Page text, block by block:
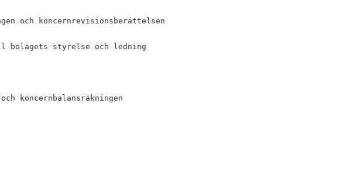
och koncernrevisionsberättelsen
bolagets styrelse och ledning
koncernbalansräkningen